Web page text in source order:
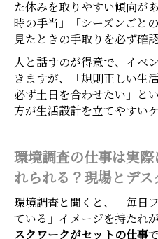
た休みを取りやすい傾向が
時の手当」「シーズンごと
見たときの手取りを必ず確
人と話すのが得意で、イベ
きますが、「規則正しい生
必ず土日を合わせたい」と
方が生活設計を立てやすい
環境調査の仕事は実
れられる？現場とデ
環境調査と聞くと、「毎日
ている」イメージを持たれ
スクワークがセットの仕事
ホーム 電話